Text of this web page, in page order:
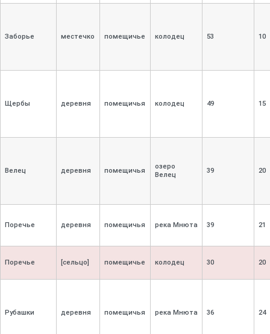
Заборье местечко помещичье колодец 53 10
Щербы деревня помещичья колодец 49 15
Велец деревня помещичья
озеро
Велец
39 20
Поречье деревня помещичья река Мнюта 39 21
Поречье [сельцо] помещичье колодец 30 20
Рубашки деревня помещичья река Мнюта 36 24